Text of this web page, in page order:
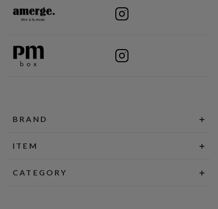
BRAND
ITEM
CATEGORY